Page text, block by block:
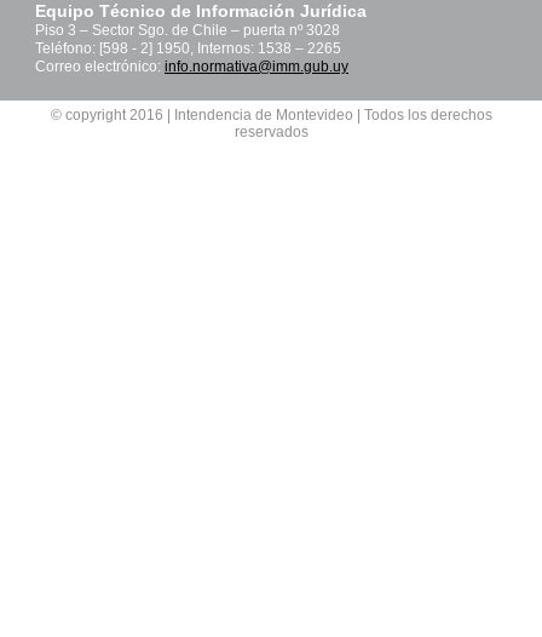
Equipo Técnico de Información Jurídica
Piso 3 – Sector Sgo. de Chile – puerta nº 3028
Teléfono: [598 - 2] 1950, Internos: 1538 – 2265
Correo electrónico: info.normativa@imm.gub.uy
© copyright 2016 | Intendencia de Montevideo | Todos los derechos
reservados